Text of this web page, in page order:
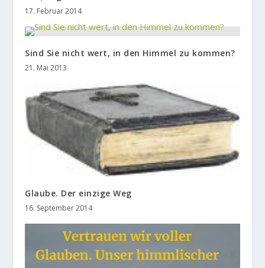
17. Februar 2014
Sind Sie nicht wert, in den Himmel zu kommen?
21. Mai 2013
Glaube. Der einzige Weg
16. September 2014